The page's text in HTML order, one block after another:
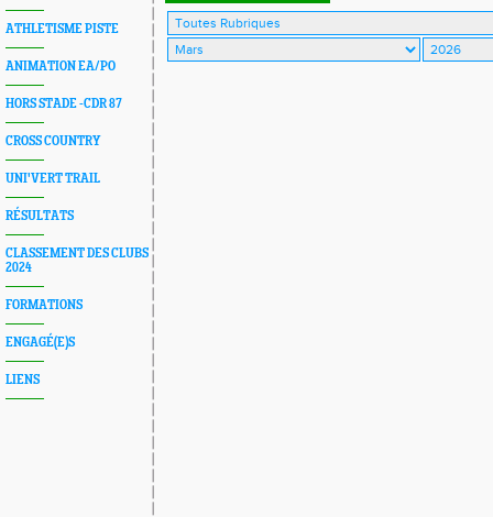
ATHLETISME PISTE
ANIMATION EA/PO
HORS STADE -CDR 87
CROSS COUNTRY
UNI'VERT TRAIL
RÉSULTATS
CLASSEMENT DES CLUBS
2024
FORMATIONS
ENGAGÉ(E)S
LIENS